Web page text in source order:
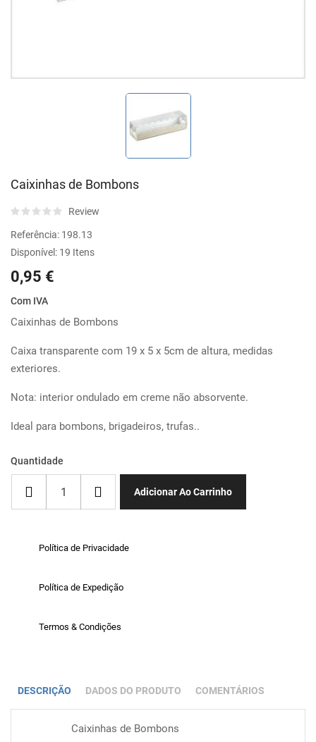
Caixinhas de Bombons
Review
Referência: 198.13
Disponível: 19 Itens
0,95 €
Com IVA
Caixinhas de Bombons
Caixa transparente com 19 x 5 x 5cm de altura, medidas
exteriores.
Nota: interior ondulado em creme não absorvente.
Ideal para bombons, brigadeiros, trufas..
Quantidade
Adicionar Ao Carrinho
Política de Privacidade
Política de Expedição
Termos & Condições
DESCRIÇÃO DADOS DO PRODUTO COMENTÁRIOS
Caixinhas de Bombons